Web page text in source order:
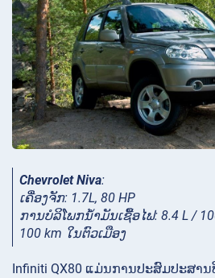
Chevrolet Niva:
ເຄື່ອງຈັກ: 1.7L, 80 HP
ການ​ບໍ​ລິ​ໂພກ​ນໍ້າ​ມັນ​ເຊື້ອ​ໄຟ: 8.4 L /
100 km ໃນ​ຕົວ​ເມືອງ
Infiniti QX80 ແມ່ນການປະສົມປະສາ